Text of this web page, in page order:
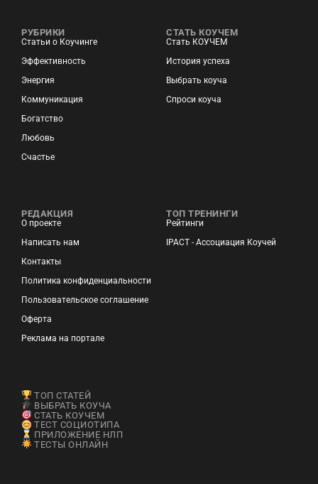
РУБРИКИ
Статьи о Коучинге
Эффективность
Энергия
Коммуникация
Богатство
Любовь
Счастье
СТАТЬ КОУЧЕМ
Стать КОУЧЕМ
История успеха
Выбрать коуча
Спроси коуча
РЕДАКЦИЯ
О проекте
Написать нам
Контакты
Политика конфиденциальности
Пользовательское соглашение
Оферта
Реклама на портале
ТОП ТРЕНИНГИ
Рейтинги
IPACT - Ассоциация Коучей
ТОП СТАТЕЙ
ВЫБРАТЬ КОУЧА
СТАТЬ КОУЧЕМ
ТЕСТ СОЦИОТИПА
ПРИЛОЖЕНИЕ НЛП
ТЕСТЫ ОНЛАЙН